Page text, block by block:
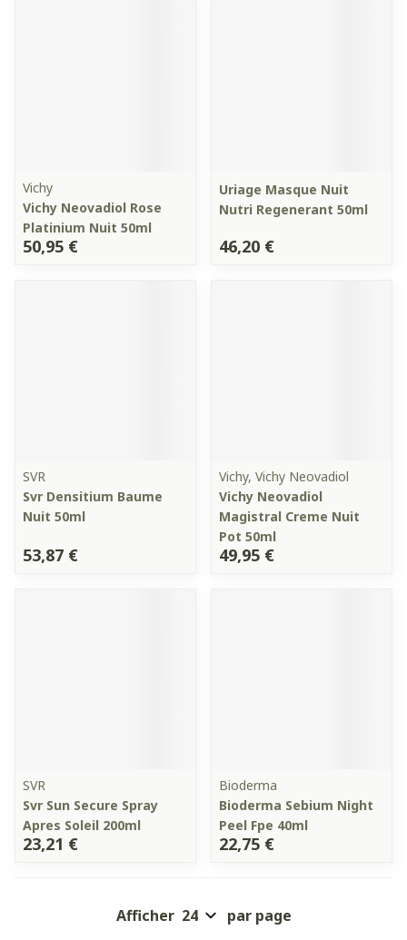
Vichy
Vichy Neovadiol Rose
Platinium Nuit 50ml
50,95 €
Uriage Masque Nuit
Nutri Regenerant 50ml
46,20 €
SVR
Svr Densitium Baume
Nuit 50ml
53,87 €
Vichy, Vichy Neovadiol
Vichy Neovadiol
Magistral Creme Nuit
Pot 50ml
49,95 €
SVR
Svr Sun Secure Spray
Apres Soleil 200ml
23,21 €
Bioderma
Bioderma Sebium Night
Peel Fpe 40ml
22,75 €
Afficher par page